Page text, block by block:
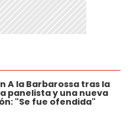
A la Barbarossa tras la
panelista y una nueva
"Se fue ofendida"